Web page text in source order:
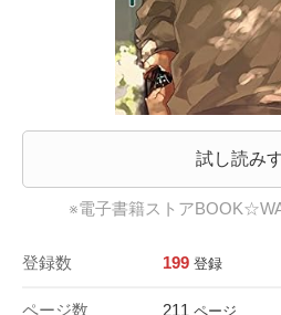
試し読み
※電子書籍ストア
登録数 199 登録
ページ数 211 ページ